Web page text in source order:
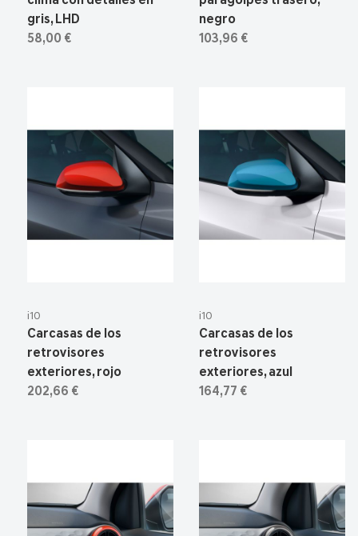
gris, LHD
58,00 €
negro
103,96 €
i10
Carcasas de los
retrovisores
exteriores, rojo
202,66 €
i10
Carcasas de los
retrovisores
exteriores, azul
164,77 €